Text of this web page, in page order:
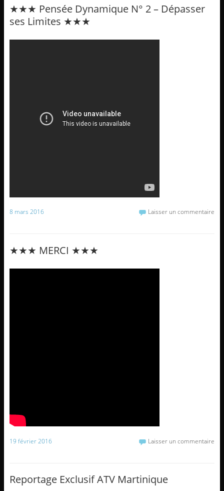
★★★ Pensée Dynamique N° 2 – Dépasser
ses Limites ★★★
8 mars 2016 Laisser un commentaire
★★★ MERCI ★★★
19 février 2016 Laisser un commentaire
Reportage Exclusif ATV Martinique